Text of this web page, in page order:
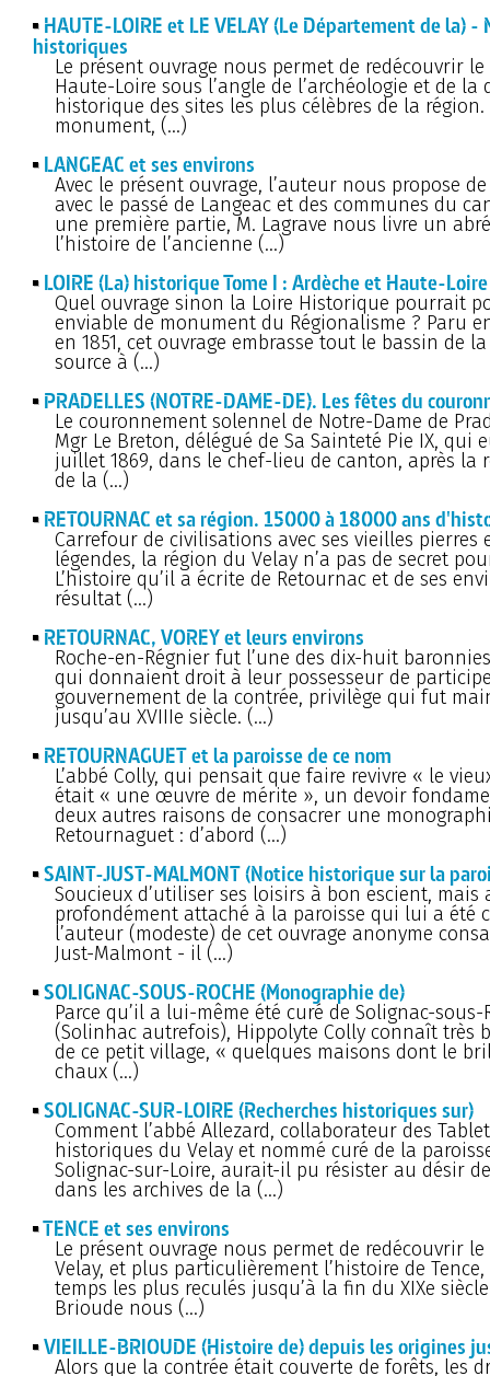
HAUTE-LOIRE et LE VELAY (Le Département de la) -
historiques
Le présent ouvrage nous permet de redécouvrir le
Haute-Loire sous l’angle de l’archéologie et de la
historique des sites les plus célèbres de la région.
monument, (…)
LANGEAC et ses environs
Avec le présent ouvrage, l’auteur nous propose
avec le passé de Langeac et des communes du
une première partie, M. Lagrave nous livre un
l’histoire de l’ancienne (…)
LOIRE (La) historique Tome I : Ardèche et Haute-Loire
Quel ouvrage sinon la Loire Historique pourrait
enviable de monument du Régionalisme ? Paru
en 1851, cet ouvrage embrasse tout le bassin de
source à (…)
PRADELLES (NOTRE-DAME-DE). Les fêtes du
Le couronnement solennel de Notre-Dame de
Mgr Le Breton, délégué de Sa Sainteté Pie IX, qui
juillet 1869, dans le chef-lieu de canton, après la
de la (…)
RETOURNAC et sa région. 15000 à 18000 ans
Carrefour de civilisations avec ses vieilles pierres
légendes, la région du Velay n’a pas de secret
L’histoire qu’il a écrite de Retournac et de ses
résultat (…)
RETOURNAC, VOREY et leurs environs
Roche-en-Régnier fut l’une des dix-huit
qui donnaient droit à leur possesseur de
gouvernement de la contrée, privilège qui fut
jusqu’au XVIIIe siècle. (…)
RETOURNAGUET et la paroisse de ce nom
L’abbé Colly, qui pensait que faire revivre « le
était « une œuvre de mérite », un devoir
deux autres raisons de consacrer une
Retournaguet : d’abord (…)
SAINT-JUST-MALMONT (Notice historique sur la
Soucieux d’utiliser ses loisirs à bon escient, mais
profondément attaché à la paroisse qui lui a été
l’auteur (modeste) de cet ouvrage anonyme
Just-Malmont - il (…)
SOLIGNAC-SOUS-ROCHE (Monographie de)
Parce qu’il a lui-même été curé de Solignac-sous-
(Solinhac autrefois), Hippolyte Colly connaît très
de ce petit village, « quelques maisons dont le
chaux (…)
SOLIGNAC-SUR-LOIRE (Recherches historiques sur)
Comment l’abbé Allezard, collaborateur des
historiques du Velay et nommé curé de la
Solignac-sur-Loire, aurait-il pu résister au désir
dans les archives de la (…)
TENCE et ses environs
Le présent ouvrage nous permet de redécouvrir le
Velay, et plus particulièrement l’histoire de
temps les plus reculés jusqu’à la fin du XIXe
Brioude nous (…)
VIEILLE-BRIOUDE (Histoire de) depuis les origines
Alors que la contrée était couverte de forêts, les